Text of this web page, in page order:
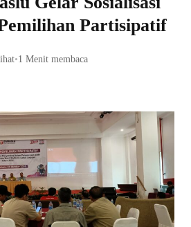
Partisipatif
•1 Menit membaca